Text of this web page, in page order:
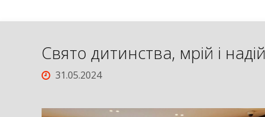
Свято дитинства, мрій і надій
31.05.2024